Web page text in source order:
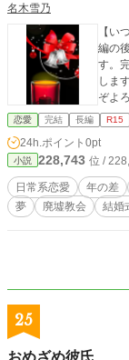
名木雪乃
【い
編の
す。
します。 ＜小説家になろう＞さんでも掲載
ぞよ
恋愛 完結 長編 R15
24h.ポイント 0pt
小説 228,743 位 /
日常系恋愛 年の差
夢
廃墟教会 結婚
25
おめざめ彼氏